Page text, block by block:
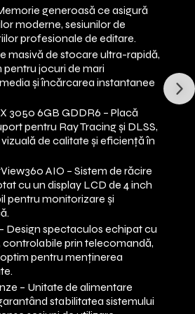
generoasă ce asigură
moderne, sesiunilor de
profesionale de editare.
masivă de stocare ultra-rapidă,
jocuri de mari
și încărcarea instantanee
3050 6GB GDDR6 – Placă
pentru Ray Tracing și DLSS,
de calitate și eficiență în
AIO – Sistem de răcire
cu un display LCD de 4 inch
pentru monitorizare și
Design spectaculos echipat cu
controlabile prin telecomandă,
pentru menținerea
– Unitate de alimentare
stabilitatea sistemului